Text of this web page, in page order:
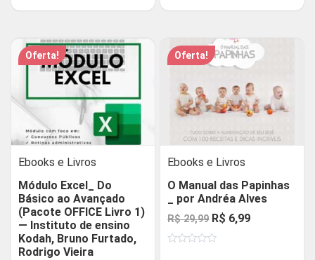
original
R$ 38,90.
atual
R$ 9,90.
R$ 29,99.R$ 6,99.
Oferta!
Ebooks e Livros
Módulo Excel_ Do
Básico ao Avançado
(Pacote OFFICE Livro 1)
— Instituto de ensino
Kodah, Bruno Furtado,
Rodrigo Vieira
Oferta!
Ebooks e Livros
O Manual das Papinhas
_ por Andréa Alves
R$29,99 O
preço
R$ 6,99O